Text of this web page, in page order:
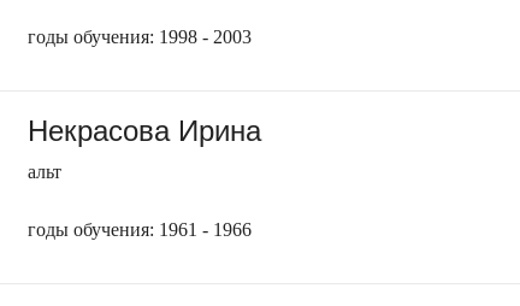
годы обучения: 1998 - 2003
Некрасова Ирина
альт
годы обучения: 1961 - 1966